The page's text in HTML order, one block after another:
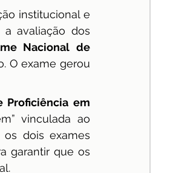
institucional e
avaliação dos
Nacional de
O exame gerou
Proficiência em
vinculada ao
os dois exames
garantir que os